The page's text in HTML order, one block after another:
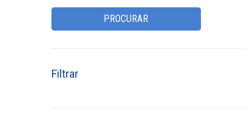
PROCURAR
Filtrar